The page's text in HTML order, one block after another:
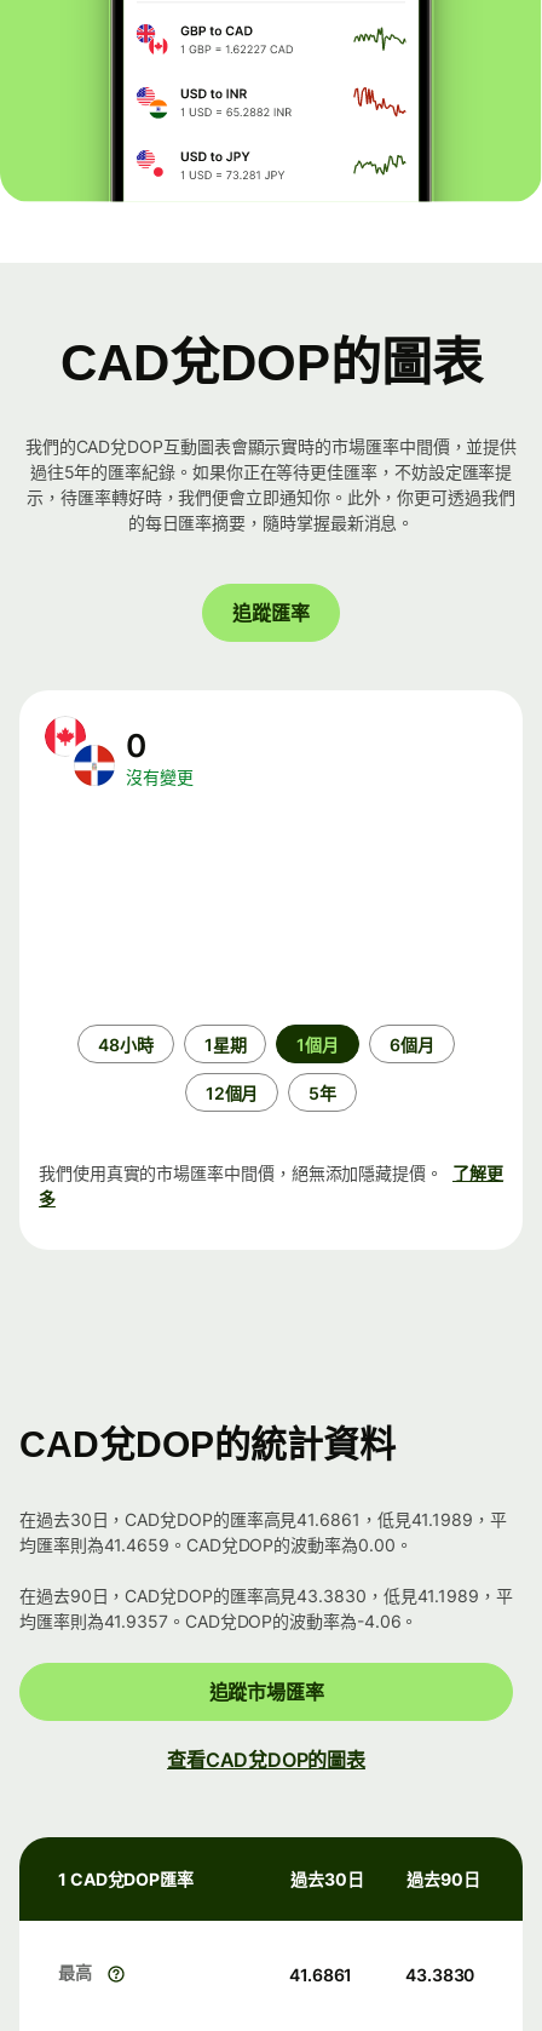
CAD兌DOP的圖表
我們的CAD兌DOP互動圖表會顯示實時的市場匯率中間價，並提供
過往5年的匯率紀錄。如果你正在等待更佳匯率，不妨設定匯率提
示，待匯率轉好時，我們便會立即通知你。此外，你更可透過我們
的每日匯率摘要，隨時掌握最新消息。
追蹤匯率
0
沒有變更
48小時 1星期 1個月 6個月
12個月 5年
我們使用真實的市場匯率中間價，絕無添加隱藏提價。
了解更
多
CAD兌DOP的統計資料
在過去30日，CAD兌DOP的匯率高見41.6861，低見41.1989，平
均匯率則為41.4659。CAD兌DOP的波動率為0.00。
在過去90日，CAD兌DOP的匯率高見43.3830，低見41.1989，平
均匯率則為41.9357。CAD兌DOP的波動率為-4.06。
追蹤市場匯率
查看CAD兌DOP的圖表
1 CAD兌DOP匯率 過去30日 過去90日
最高 41.6861 43.3830